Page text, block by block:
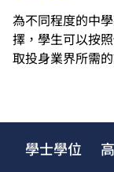
為不同程度的中
擇，學生可以按
取投身業界所需
學士學位